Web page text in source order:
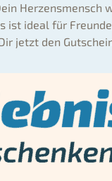
ideal für
jetzt den